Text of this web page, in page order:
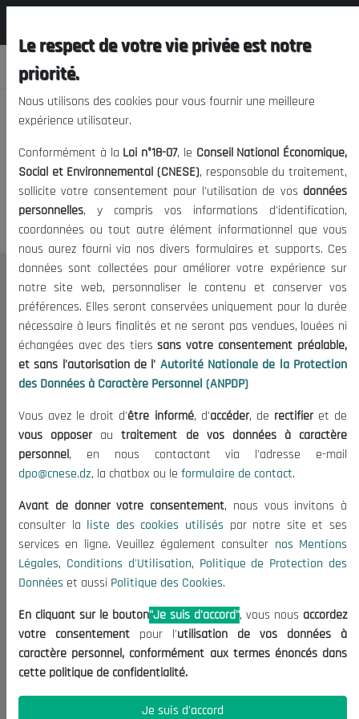
Nous vous prions de nous
excuser, mais l'accès à ce
contenu est restreint.
Le CNESE
A Propos
Le président
Organisation
Publications
Informations utiles
Appels d'offres et Consultations
Mentions Légales
Conditions d'Utilisation
Politique de Protection des Données
Politique des Cookies
Nous Contacter
(+213) 021 98 01 00|01|02
contact@cnese.dz
Suggestions ou Initiatives ?
Newsletter
dernières nouvelles.
Le respect de votre vie privée est notre
priorité.
Nous utilisons des cookies pour vous fournir une meilleure
expérience utilisateur.
Conformément à la Loi n°18-07, le Conseil National Économique,
Social et Environnemental (CNESE), responsable du traitement,
sollicite votre consentement pour l'utilisation de vos données
personnelles, y compris vos informations d'identification,
coordonnées ou tout autre élément informationnel que vous
nous aurez fourni via nos divers formulaires et supports. Ces
données sont collectées pour améliorer votre expérience sur
notre site web, personnaliser le contenu et conserver vos
préférences. Elles seront conservées uniquement pour la durée
nécessaire à leurs finalités et ne seront pas vendues, louées ni
échangées avec des tierssans votre consentement préalable,
et sans l'autorisation de l' Autorité Nationale de la Protection
des Données à Caractère Personnel (ANPDP)
Vous avez le droit d'être informé, d'accéder, de rectifieret de
vous opposerautraitement de vos données à caractère
personnel, en nous contactant via l'adresse e-mail
dpo@cnese.dz, la chatbox ou le formulaire de contact.
Avant de donner votre consentement, nous vous invitons à
consulter la liste des cookies utilisés par notre site et ses
services en ligne. Veuillez également consulter nos Mentions
Légales, Conditions d'Utilisation, Politique de Protection des
Données et aussi Politique des Cookies.
En cliquant sur le bouton"Je suis d'accord", vous nous accordez
votre consentement pour l'utilisation de vos données à
caractère personnel, conformément aux termes énoncés dans
cette politique de confidentialité.
Je suis d'accord